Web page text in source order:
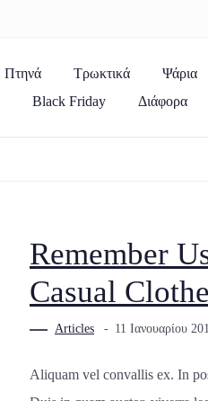
Πτηνά Τρωκτικά Ψάρια
Black Friday Διάφορα
Remember
Casual
Articles 11 Ιανουαρίου
Aliquam vel convallis ex. In